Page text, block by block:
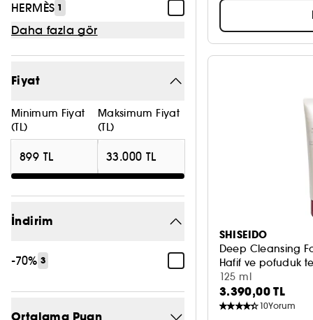
HERMÈS 1
Daha fazla gör
Fiyat
Minimum Fiyat
(TL)
Maksimum Fiyat
(TL)
İndirim
-70% 3
SHISEIDO
Deep Cleansing
Hafif ve pofuduk
125 ml
3.390,00 TL
10Yorum